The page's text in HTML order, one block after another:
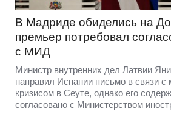
В Мадриде обиделись на
премьер потребовал
с МИД
Министр внутренних дел Латвии
направил Испании письмо в связи с
кризисом в Сеуте, однако его
согласовано с Министерством